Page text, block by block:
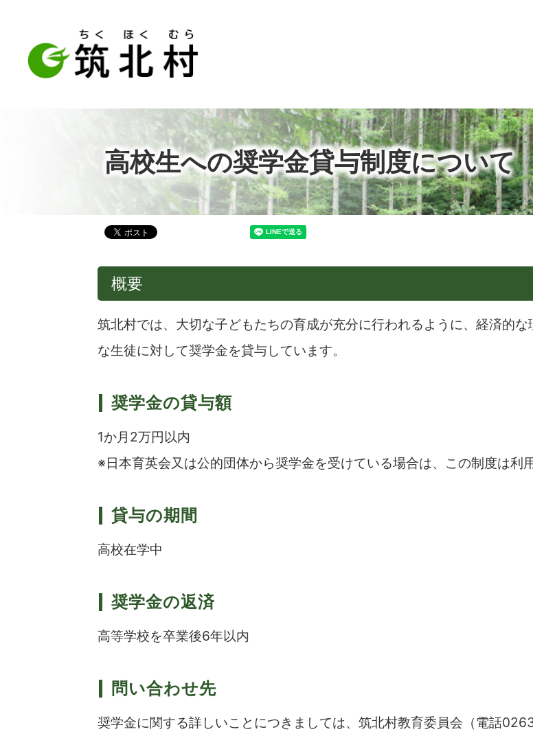
高校生への奨学金貸与制度について
概要
筑北村では、大切な子どもたちの育成が充分に行われるように、経済的
な生徒に対して奨学金を貸与しています。
奨学金の貸与額
1か月2万円以内
※日本育英会又は公的団体から奨学金を受けている場合は、この制度は利
貸与の期間
高校在学中
奨学金の返済
高等学校を卒業後6年以内
問い合わせ先
奨学金に関する詳しいことにつきましては、筑北村教育委員会（電話